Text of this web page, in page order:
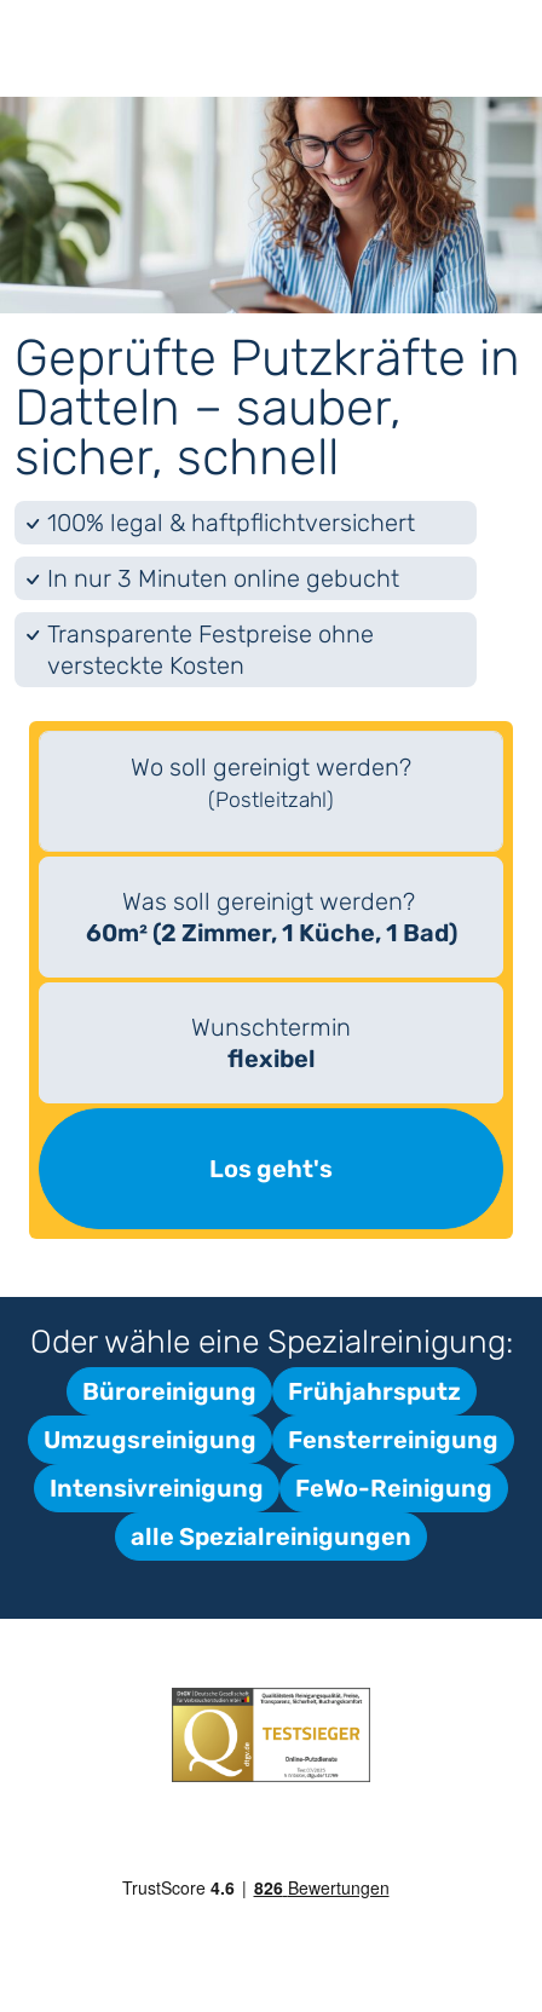
Geprüfte Putzkräfte in
Datteln – sauber,
sicher, schnell
100% legal & haftpflichtversichert
In nur 3 Minuten online gebucht
Transparente Festpreise ohne
versteckte Kosten
Wo soll gereinigt werden?
(Postleitzahl)
Was soll gereinigt werden?
60m² (2 Zimmer, 1 Küche, 1 Bad)
Wunschtermin
flexibel
Los geht's
Oder wähle eine Spezialreinigung:
Büroreinigung
Frühjahrsputz
Umzugsreinigung
Fensterreinigung
Intensivreinigung
FeWo-Reinigung
alle Spezialreinigungen